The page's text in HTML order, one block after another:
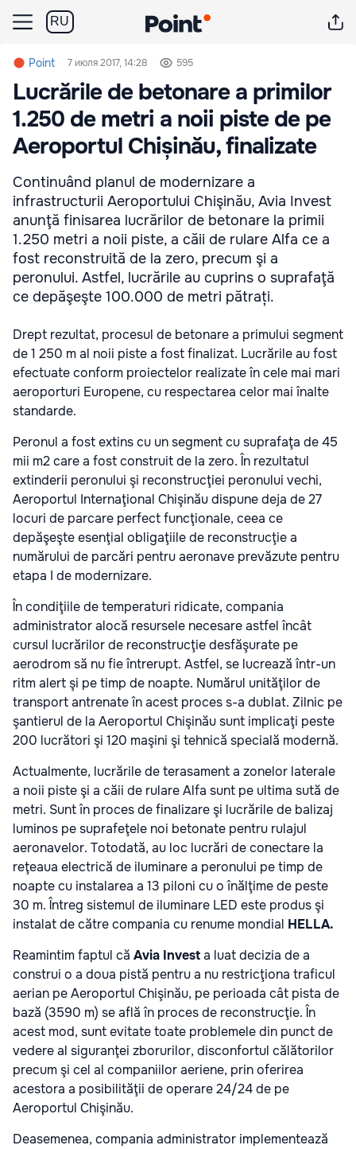
RU
Point 7 июля 2017, 14:28 595
Lucrările de betonare a primilor
1.250 de metri a noii piste de pe
Aeroportul Chișinău, finalizate
Continuând planul de modernizare a
infrastructurii Aeroportului Chişinău, Avia Invest
anunţă finisarea lucrărilor de betonare la primii
1.250 metri a noii piste, a căii de rulare Alfa ce a
fost reconstruită de la zero, precum şi a
peronului. Astfel, lucrările au cuprins o suprafaţă
ce depăşeşte 100.000 de metri pătrați.
Drept rezultat, procesul de betonare a primului segment
de 1 250 m al noii piste a fost finalizat. Lucrările au fost
efectuate conform proiectelor realizate în cele mai mari
aeroporturi Europene, cu respectarea celor mai înalte
standarde.
Peronul a fost extins cu un segment cu suprafaţa de 45
mii m2 care a fost construit de la zero. În rezultatul
extinderii peronului şi reconstrucţiei peronului vechi,
Aeroportul Internaţional Chişinău dispune deja de 27
locuri de parcare perfect funcţionale, ceea ce
depăşeşte esenţial obligaţiile de reconstrucţie a
numărului de parcări pentru aeronave prevăzute pentru
etapa I de modernizare.
În condiţiile de temperaturi ridicate, compania
administrator alocă resursele necesare astfel încât
cursul lucrărilor de reconstrucţie desfăşurate pe
aerodrom să nu fie întrerupt. Astfel, se lucrează într-un
ritm alert şi pe timp de noapte. Numărul unităţilor de
transport antrenate în acest proces s-a dublat. Zilnic pe
şantierul de la Aeroportul Chişinău sunt implicaţi peste
200 lucrători şi 120 maşini şi tehnică specială modernă.
Actualmente, lucrările de terasament a zonelor laterale
a noii piste şi a căii de rulare Alfa sunt pe ultima sută de
metri. Sunt în proces de finalizare şi lucrările de balizaj
luminos pe suprafeţele noi betonate pentru rulajul
aeronavelor. Totodată, au loc lucrări de conectare la
reţeaua electrică de iluminare a peronului pe timp de
noapte cu instalarea a 13 piloni cu o înălţime de peste
30 m. Întreg sistemul de iluminare LED este produs şi
instalat de către compania cu renume mondial HELLA.
Reamintim faptul că Avia Investa luat decizia de a
construi o a doua pistă pentru a nu restricţiona traficul
aerian pe Aeroportul Chişinău, pe perioada cât pista de
bază (3590 m) se află în proces de reconstrucţie. În
acest mod, sunt evitate toate problemele din punct de
vedere al siguranţei zborurilor, disconfortul călătorilor
precum şi cel al companiilor aeriene, prin oferirea
acestora a posibilităţii de operare 24/24 de pe
Aeroportul Chişinău.
Deasemenea, compania administrator implementează